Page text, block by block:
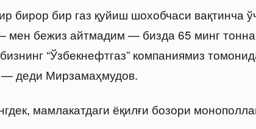
бирор бир газ қуйиш шохобчаси вақтинча
мен бежиз айтмадим — бизда 65 минг
“Ўзбекнефтгаз” компаниямиз
— деди Мирзамаҳмудов.
мамлакатдаги ёқилғи бозори